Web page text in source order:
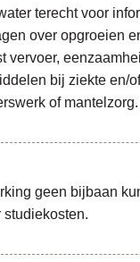
terecht voor
over opgroeien
vervoer,
bij ziekte en/
of mantelzorg.
geen bijbaan
studiekosten.